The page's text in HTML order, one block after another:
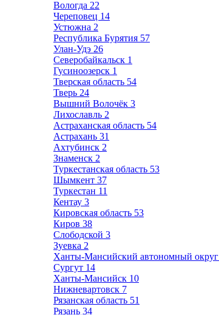
Вологда 22
Череповец 14
Устюжна 2
Республика Бурятия 57
Улан-Удэ 26
Северобайкальск 1
Гусиноозерск 1
Тверская область 54
Тверь 24
Вышний Волочёк 3
Лихославль 2
Астраханская область 54
Астрахань 31
Ахтубинск 2
Знаменск 2
Туркестанская область 53
Шымкент 37
Туркестан 11
Кентау 3
Кировская область 53
Киров 38
Слободской 3
Зуевка 2
Ханты-Мансийский автономный округ
Сургут 14
Ханты-Мансийск 10
Нижневартовск 7
Рязанская область 51
Рязань 34